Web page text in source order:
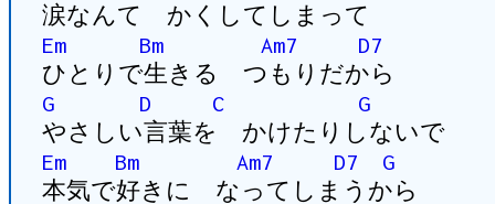
涙なんて かくしてしまって
Em
Bm Am7
D7
ひとりで生きる つもりだから
G
D C
G
やさしい言葉を かけたりしないで
Em
Bm Am7 D7
G
本気で好きに なってしまうから